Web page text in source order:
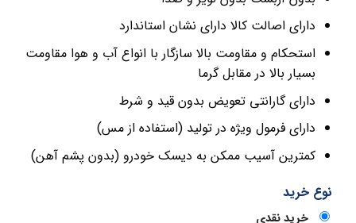
دارای اصالت کالا دارای نشان استاندارد
استحکام و مقاومت بالا سازگار با انواع آب و هوا مقاومت
بسیار بالا در مقابل گرما
دارای گارانتی تعویض بدون قید و شرط
دارای فرمول ویژه در تولید (استفاده از مس)
کمترین آسیب ممکن به دیسک خودرو (بدون پشم آهن)
نوع خرید
خرید نقدی